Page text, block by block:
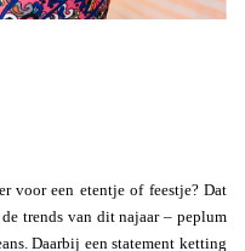
voor een etentje of feestje? Dat
trends van dit najaar – peplum
Daarbij een statement ketting